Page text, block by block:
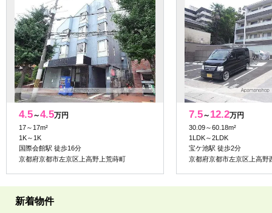
4.5～4.5万円
17～17m²
1K～1K
国際会館駅 徒歩16分
京都府京都市左京区上高野上荒蒔町
7.5～ 12.2万円
30.09～60.18m²
1LDK～2LDK
宝ケ池駅 徒歩2分
京都府京都市左京区上高野
新着物件